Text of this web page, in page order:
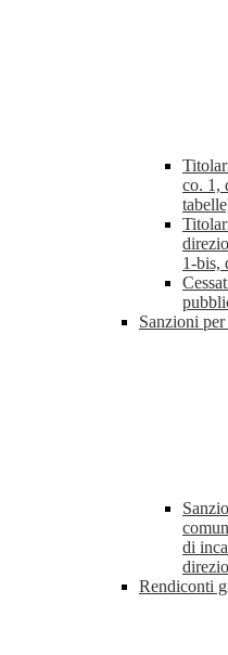
co. 1,
1-bis,
Sanzioni
di
Rendiconti